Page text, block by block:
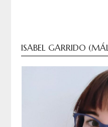
ISABEL GARRIDO